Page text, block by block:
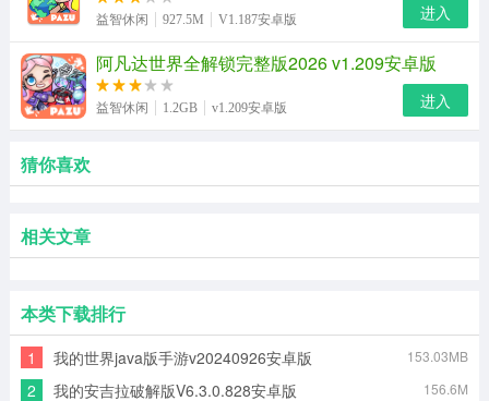
益智休闲 927.5M V1.187安卓版 进入
阿凡达世界全解锁完整版2026 v1.209安卓版
益智休闲 1.2GB v1.209安卓版 进入
猜你喜欢
相关文章
本类下载排行
1 我的世界java版手游v20240926安卓版 153.03MB
2 我的安吉拉破解版V6.3.0.828安卓版 156.6M